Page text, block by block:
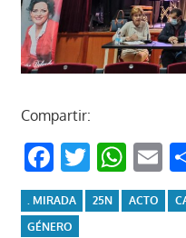
Compartir:
Facebook
Twitter
. MIRADA 25N ACTO
GÉNERO